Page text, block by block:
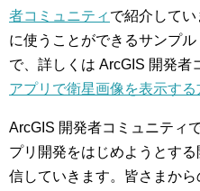
者コミュニティ で紹介して
に使うことができるサンプ
で、詳しくは ArcGIS 開発者
アプリで衛星画像を表示する
ArcGIS 開発者コミュニティ
プリ開発をはじめようとす
信していきます。皆さまか